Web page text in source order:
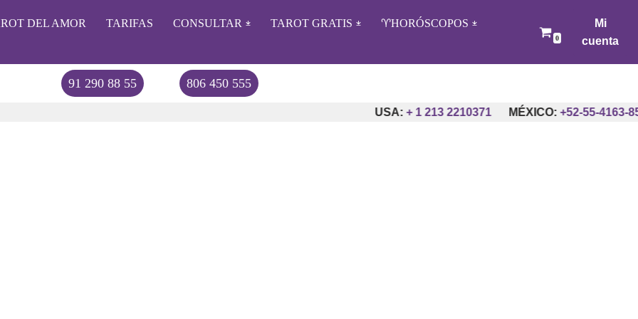
DEL AMOR TARIFAS CONSULTAR TAROT GRATIS
♈️HORÓSCOPOS
0
Mi
cuenta
91 290 88 55 806 450 555
+ 1 213 2210371 MÉXICO:+52-55-4163-8559